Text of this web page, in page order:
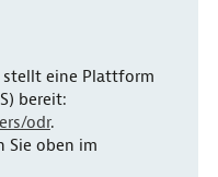
stellt eine Plattform
bereit:
odr.
Sie oben im